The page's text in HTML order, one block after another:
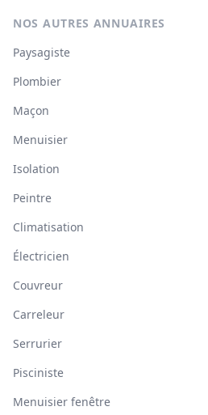
NOS AUTRES ANNUAIRES
Paysagiste
Plombier
Maçon
Menuisier
Isolation
Peintre
Climatisation
Électricien
Couvreur
Carreleur
Serrurier
Pisciniste
Menuisier fenêtre